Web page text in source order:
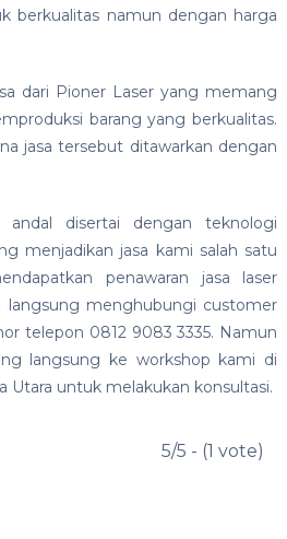
berkualitas namun dengan harga
dari Pioner Laser yang memang
barang yang berkualitas.
jasa tersebut ditawarkan dengan
andal disertai dengan teknologi
menjadikan jasa kami salah satu
penawaran jasa laser
langsung menghubungi customer
telepon 0812 9083 3335. Namun
langsung ke workshop kami di
Utara untuk melakukan konsultasi.
5/5 - (1 vote)